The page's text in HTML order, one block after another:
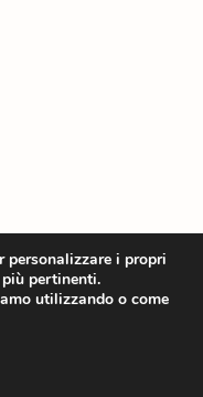
personalizzare i propri
pertinenti.
utilizzando o come